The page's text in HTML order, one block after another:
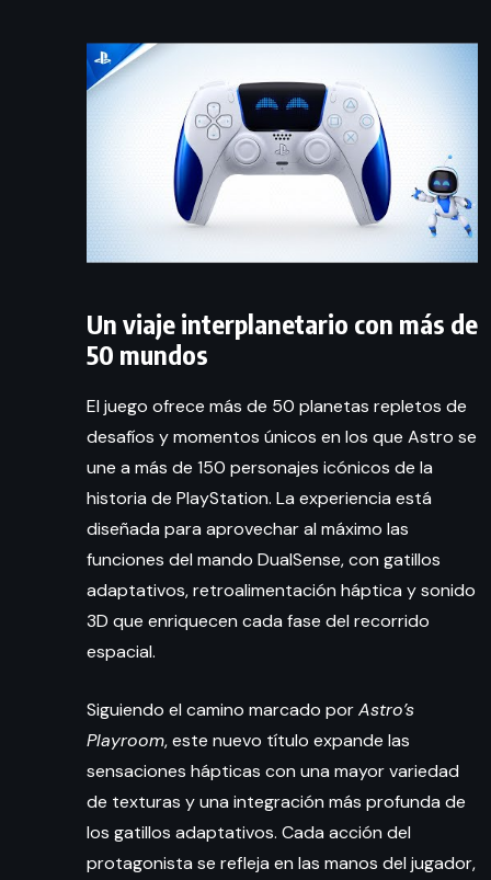
Un viaje interplanetario con más de
50 mundos
El juego ofrece más de 50 planetas repletos de
desafíos y momentos únicos en los que Astro se
une a más de 150 personajes icónicos de la
historia de PlayStation. La experiencia está
diseñada para aprovechar al máximo las
funciones del mando DualSense, con gatillos
adaptativos, retroalimentación háptica y sonido
3D que enriquecen cada fase del recorrido
espacial.
Siguiendo el camino marcado porAstro’s
Playroom, este nuevo título expande las
sensaciones hápticas con una mayor variedad
de texturas y una integración más profunda de
los gatillos adaptativos. Cada acción del
protagonista se refleja en las manos del jugador,